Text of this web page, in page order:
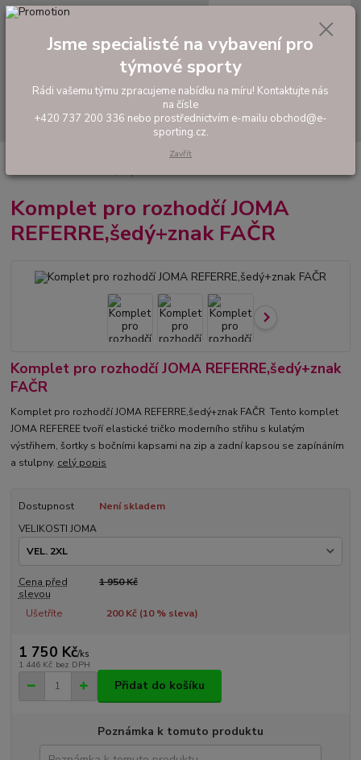
Hledat
tel: +420 737 200 336
0,00 Kč
Oblečení pro rozhodčí
rozhodčí JOMA REFERRE,šedý+znak FAČR
Komplet pro rozhodčí JOMA
REFERRE,šedý+znak FAČR
Komplet pro rozhodčí JOMA REFERRE,šedý+znak
FAČR
Komplet pro rozhodčí JOMA REFERRE,šedý+znak FAČR Tento komplet
JOMA REFEREE tvoří elastické tričko moderního střihu s kulatým
výstřihem, šortky s bočními kapsami na zip a zadní kapsou se zapínáním
a stulpny. celý popis
Dostupnost
Není skladem
VELIKOSTI JOMA
Cena před
slevou
1 950 Kč
Ušetříte 200 Kč (10% sleva)
1 750 Kč/ks
1 446 Kč bez DPH
Přidat do košíku
Poznámka k tomuto produktu
Jsme specialisté na vybavení pro
týmové sporty
Rádi vašemu týmu zpracujeme nabídku na míru! Kontaktujte nás
na čísle
+420 737 200 336 nebo prostřednictvím e-mailu obchod@e-
sporting.cz.
Zavřít